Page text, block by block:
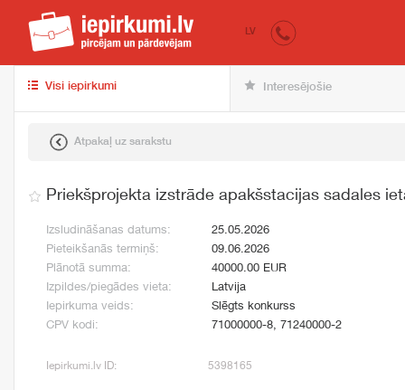
iepirkumi.lv
LV
Visi iepirkumi Interesējošie
Atpakaļ uz sarakstu
Priekšprojekta izstrāde apakšstacijas sadales
Izsludināšanas datums:
25.05.2026
Pieteikšanās termiņš:
09.06.2026
Plānotā summa:
40000.00 EUR
Izpildes/piegādes vieta:
Latvija
Iepirkuma veids:
Slēgts konkurss
CPV kodi:
71000000-8, 71240000-2
Iepirkumi.lv ID: 5398165